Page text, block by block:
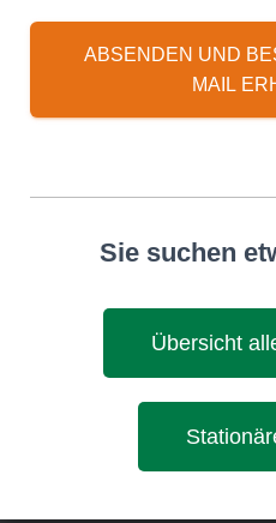
ABSENDEN UND
MAIL
Sie suchen
Übersicht